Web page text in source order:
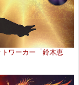
ワーカー「鈴木恵